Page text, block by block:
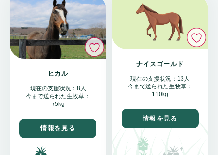
いいね
ヒカル
現在の支援状況：8人
今まで送られた生牧草：
75kg
情報を見る
ナイスゴールド
現在の支援状況：13人
今まで送られた生牧草：
110kg
情報を見る